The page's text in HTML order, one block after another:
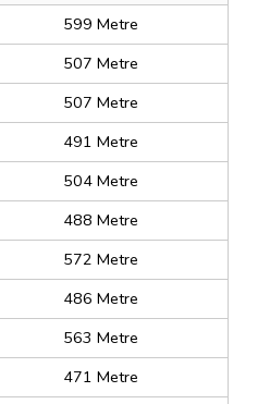
599 Metre
507 Metre
507 Metre
491 Metre
504 Metre
488 Metre
572 Metre
486 Metre
563 Metre
471 Metre